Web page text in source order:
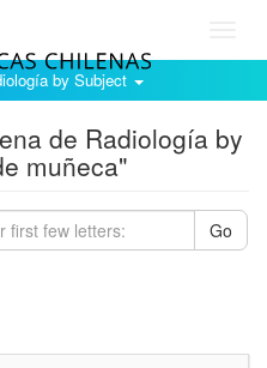
by Subject
de Radiología by
muñeca"
Go